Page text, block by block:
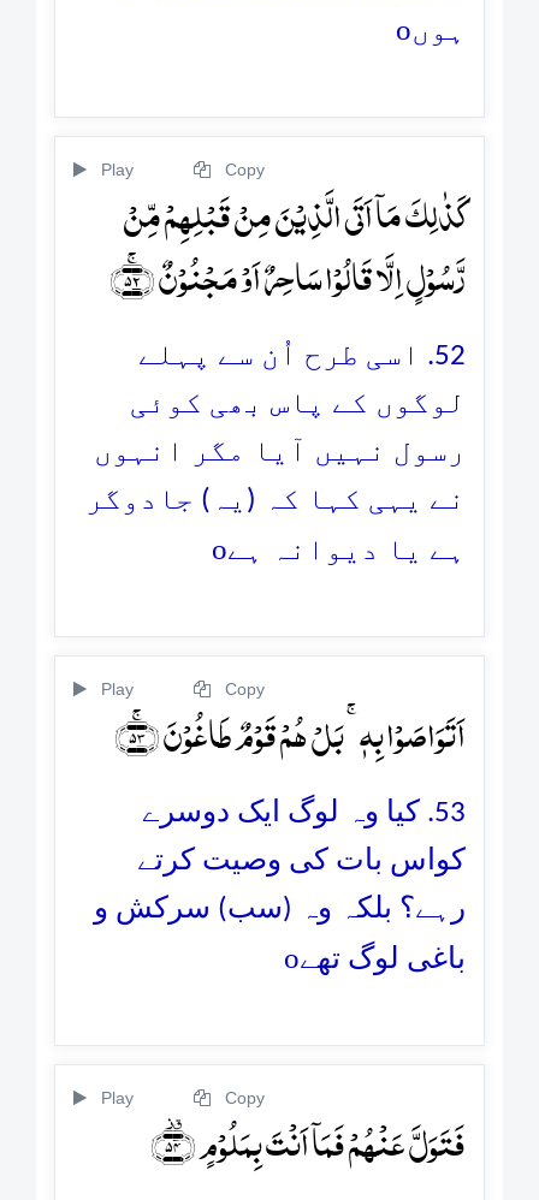
ہوںo
Play Copy
کَذٰلِکَ مَاۤ اَتَی الَّذِیۡنَ مِنۡ قَبۡلِہِمۡ مِّنۡ
رَّسُوۡلٍ اِلَّا قَالُوۡا سَاحِرٌ اَوۡ مَجۡنُوۡنٌ ﴿ۚ۵۲﴾
52. اسی طرح اُن سے پہلے
لوگوں کے پاس بھی کوئی
رسول نہیں آیا مگر انہوں
نے یہی کہا کہ (یہ) جادوگر
ہے یا دیوانہ ہےo
Play Copy
اَتَوَاصَوۡا بِہٖ ۚ بَلۡ ہُمۡ قَوۡمٌ طَاغُوۡنَ ﴿ۚ۵۳﴾
53. کیا وہ لوگ ایک دوسرے
کواس بات کی وصیت کرتے
رہے؟ بلکہ وہ (سب) سرکش و
باغی لوگ تھےo
Play Copy
فَتَوَلَّ عَنۡہُمۡ فَمَاۤ اَنۡتَ بِمَلُوۡمٍ ﴿٭۫۵۴﴾